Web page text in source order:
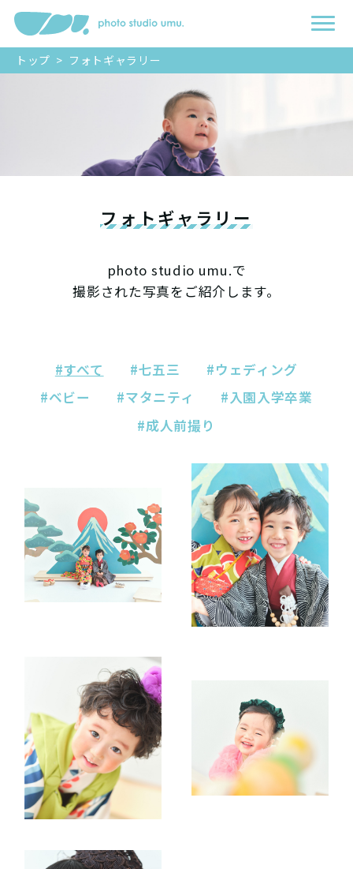
トップ > フォトギャラリー
フォトギャラリー
photo studio umu.で
撮影された写真をご紹介します。
すべて 七五三
ウェディング
ベビー
マタニティ
入園入学卒業
成人前撮り